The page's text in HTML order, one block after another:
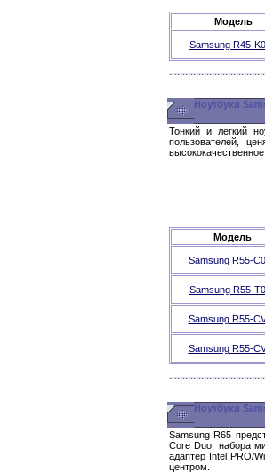
Модель
Samsung R45-
Ноутбуки
Тонкий и легкий
пользователей,
Модель
Samsung R55-
Samsung R55-
Samsung R55-
Samsung R55-
Ноутбуки
Samsung R65
Core Duo, набора
адаптер Intel PRO/
центром.